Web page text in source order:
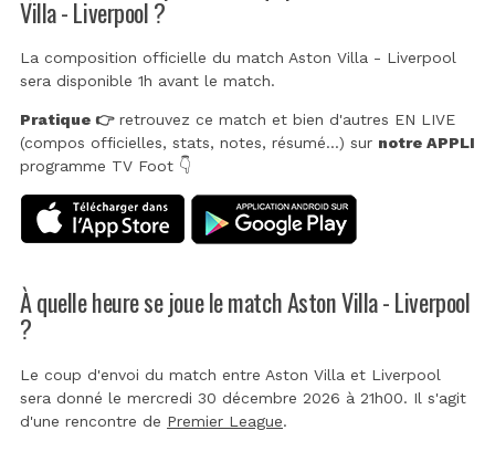
Villa - Liverpool ?
La composition officielle du match Aston Villa - Liverpool
sera disponible 1h avant le match.
Pratique 👉retrouvez ce match et bien d'autres EN LIVE
(compos officielles, stats, notes, résumé...) sur notre APPLI
programme TV Foot 👇
À quelle heure se joue le match Aston Villa - Liverpool
?
Le coup d'envoi du match entre Aston Villa et Liverpool
sera donné le mercredi 30 décembre 2026 à 21h00. Il s'agit
d'une rencontre de Premier League.